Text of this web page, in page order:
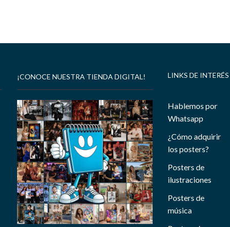
¡CONOCE NUESTRA TIENDA DIGITAL! LINKS DE INTERÉS
Hablemos por
Whatsapp
¿Cómo adquirir
los posters?
Posters de
ilustraciones
Posters de
música